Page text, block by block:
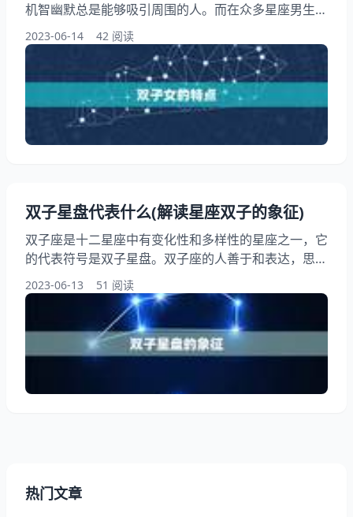
机智幽默总是能够吸引周围的人。而在众多星座男生
中，有一些男生钟情于双子女，他们究竟是为什么如此
钟情呢？本文将详细讨论双子女的星座男生，从星座特
点、性格匹配等方面进行分析，让我们一起来看看吧。
一、双子女的特点 双子座的女孩是十分聪明、机智、
好奇心强的，她们总是了活力和生命力。她们的思维敏
捷，口才流利，总是能够在社交场合中游刃有余
2023-06-14 42 阅读
双子星盘代表什么(解读星座双子的象征)
双子座是十二星座中有变化性和多样性的星座之一，它
的代表符号是双子星盘。双子座的人善于和表达，思维
敏捷，好奇心强，但也容易浮躁和不专注。双子星盘代
表什么呢？我们将详细解读双子星盘的象征，带你了解
双子座的性格特点和命运走向。 一、双子星盘的象征
双子星盘是由两个相互平行的直线组成的，代表着双子
座的双重性格。双子座的人善于和表达，思维敏捷，好
2023-06-13 51 阅读
热门文章